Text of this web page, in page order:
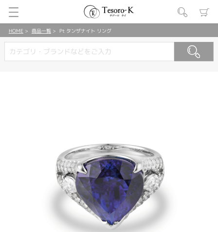
HOME 商品一覧 Pt タンザナイト リング